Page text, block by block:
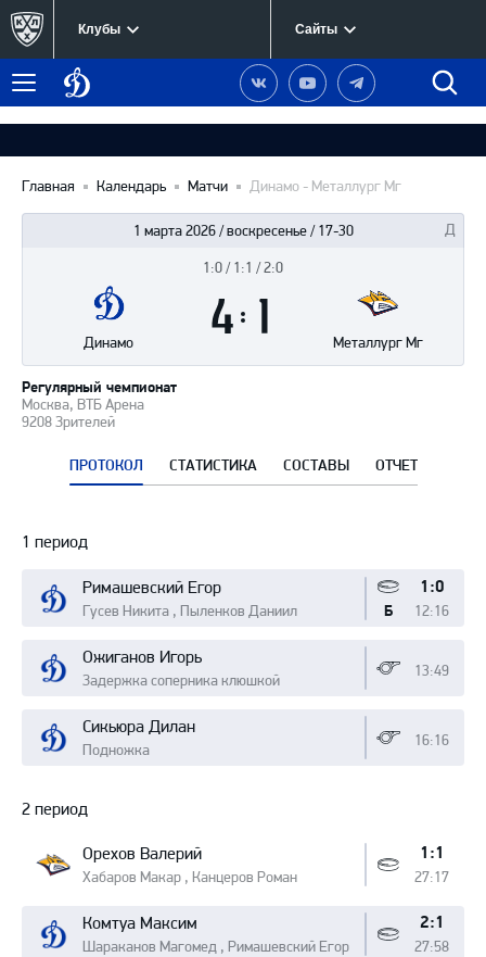
Клубы Сайты
Меню
Динамо
Москва
Наша
группа
Вконтакте
Наш
канал
YouTube
Наш
канал
Telegram
Главная Календарь Матчи Динамо - Металлург Мг
1 марта 2026 / воскресенье / 17-30
Москва, ВТБ Арена
9208 Зрителей
Регулярный чемпионат
матча
1:0 / 1:1 / 2:0
Динамо Металлург Мг
ПРОТОКОЛ СТАТИСТИКА СОСТАВЫ ОТЧЕТ
Протокол
1 период
Римашевский Егор
Гусев Никита , Пыленков Даниил
1:0
12:16
Б
Ожиганов Игорь
Задержка соперника клюшкой
13:49
Сикьюра Дилан
Подножка
16:16
2 период
Орехов Валерий
Хабаров Макар , Канцеров Роман
1:1
27:17
Комтуа Максим
Шараканов Магомед , Римашевский Егор
2:1
27:58